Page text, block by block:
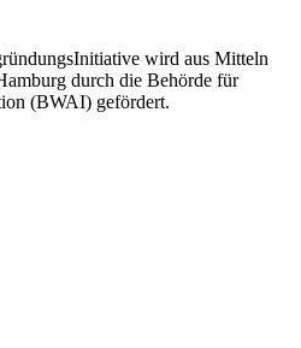
wird aus Mitteln
durch die Behörde für
(BWAI) gefördert.